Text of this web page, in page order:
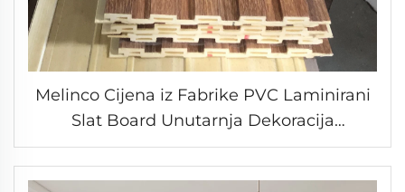
Melinco Cijena iz Fabrike PVC Laminirani
Slat Board Unutarnja Dekoracija
Vodootporni WPC Boards Unutarnji Dizajn
Fluted Zidni Paneli